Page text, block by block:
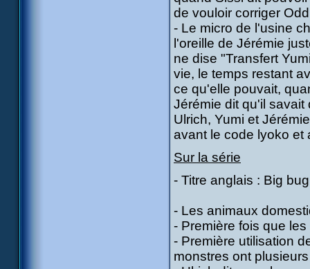
de vouloir corriger
- Le micro de l'usine
l'oreille de Jérémie
ne dise "Transfert
vie, le temps restant
ce qu'elle pouvait,
Jérémie dit qu'il
Ulrich, Yumi et
avant le code lyoko et
Sur la série
- Titre anglais : Big bug
- Les animaux
- Première fois que
- Première utilisation
monstres ont